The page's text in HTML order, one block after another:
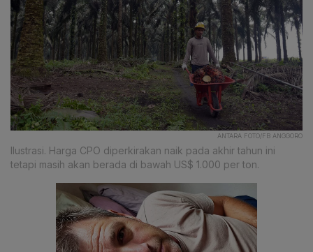
ANTARA FOTO/FB ANGGORO
Ilustrasi. Harga CPO diperkirakan naik pada akhir tahun ini
tetapi masih akan berada di bawah US$ 1.000 per ton.